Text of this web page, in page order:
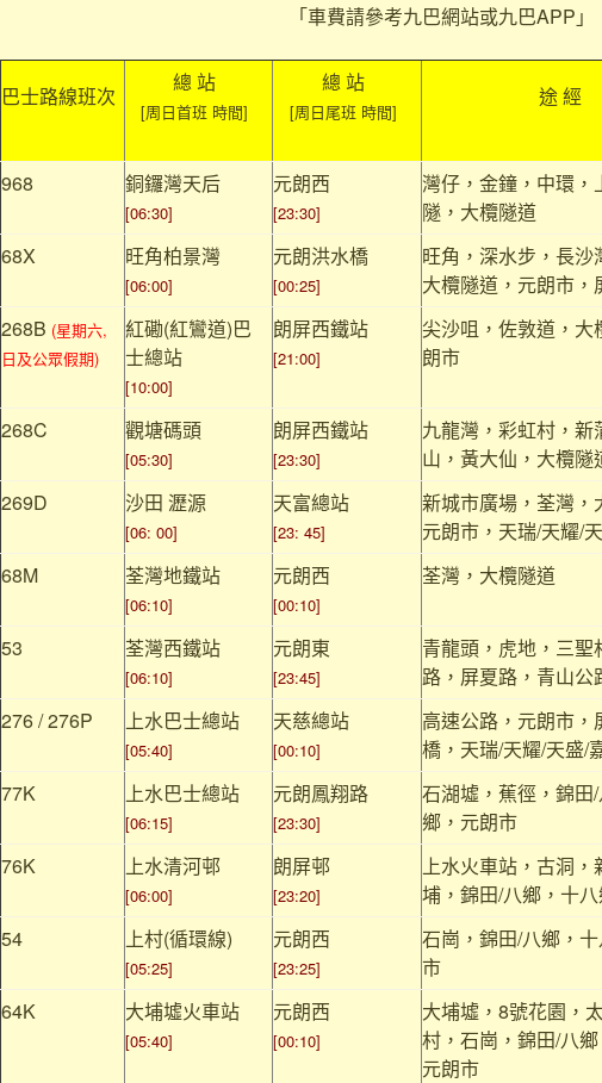
「車費請參考九巴網站或九巴APP」
巴士路線班次
總 站
[周日首班 時間]
總 站
[周日尾班 時間]
途 經
968 銅鑼灣天后
[06:30]
元朗西
[23:30]
灣仔，金鐘，中環，
隧，大欖隧道
68X 旺角柏景灣
[06:00]
元朗洪水橋
[00:25]
旺角，深水步，長沙
大欖隧道，元朗市，
268B (星期六,
日及公眾假期)
紅磡(紅鸞道)巴
士總站
[10:00]
朗屏西鐵站
[21:00]
尖沙咀，佐敦道，大
朗市
268C 觀塘碼頭
[05:30]
朗屏西鐵站
[23:30]
九龍灣，彩虹村，新
山，黃大仙，大欖隧
269D 沙田 瀝源
[06: 00]
天富總站
[23: 45]
新城市廣場，荃灣，
元朗市，天瑞/天耀/
68M 荃灣地鐵站
[06:10]
元朗西
[00:10]
荃灣，大欖隧道
53 荃灣西鐵站
[06:10]
元朗東
[23:45]
青龍頭，虎地，三聖
路，屏夏路，青山公
276 / 276P 上水巴士總站
[05:40]
天慈總站
[00:10]
高速公路，元朗市，
橋，天瑞/天耀/天盛/
77K 上水巴士總站
[06:15]
元朗鳳翔路
[23:30]
石湖墟，蕉徑，錦田
鄉，元朗市
76K 上水清河邨
[06:00]
朗屏邨
[23:20]
上水火車站，古洞，
埔，錦田/八鄉，十
54 上村(循環線)
[05:25]
元朗西
[23:25]
石崗，錦田/八鄉，
市
64K 大埔墟火車站
[05:40]
元朗西
[00:10]
大埔墟，8號花園，
村，石崗，錦田/八鄉
元朗市